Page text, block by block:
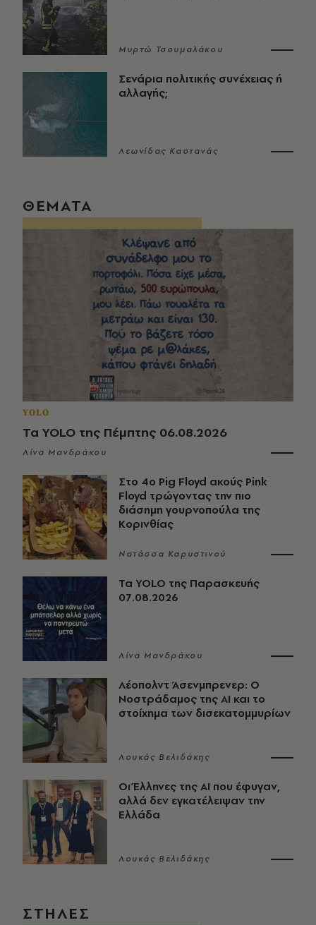
Μυρτώ Τσουμαλάκου
Σενάρια πολιτικής συνέχειας ή
αλλαγής;
Λεωνίδας Καστανάς
ΘΕΜΑΤΑ
YOLO
Τα YOLO της Πέμπτης 06.08.2026
Λίνα Μανδράκου
Στο 4ο Pig Floyd ακούς Pink
Floyd τρώγοντας την πιο
διάσημη γουρνοπούλα της
Κορινθίας
Νατάσσα Καρυστινού
Τα YOLO της Παρασκευής
07.08.2026
Λίνα Μανδράκου
Λέοπολντ Άσενμπρενερ: Ο
Νοστράδαμος της AI και το
στοίχημα των δισεκατομμυρίων
Λουκάς Βελιδάκης
Οι Έλληνες της ΑΙ που έφυγαν,
αλλά δεν εγκατέλειψαν την
Ελλάδα
Λουκάς Βελιδάκης
ΣΤΗΛΕΣ